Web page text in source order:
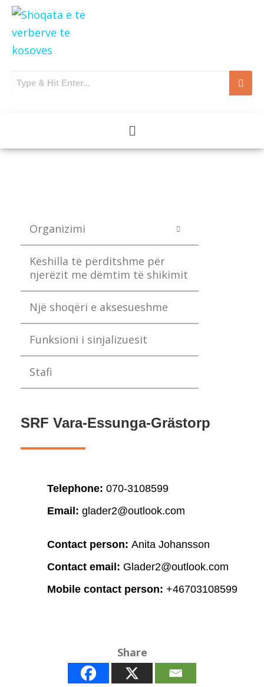
Organizimi
Këshilla të përditshme për
njerëzit me dëmtim të shikimit
Një shoqëri e aksesueshme
Funksioni i sinjalizuesit
Stafi
SRF Vara-Essunga-Grästorp
Telephone: 070-3108599
Email: glader2@outlook.com
Contact person: Anita Johansson
Contact email: Glader2@outlook.com
Mobile contact person: +46703108599
Share